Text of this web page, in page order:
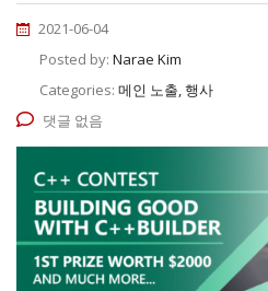
2021-06-04
Posted by: Narae Kim
Categories: 메인 노출, 행사
댓글 없음